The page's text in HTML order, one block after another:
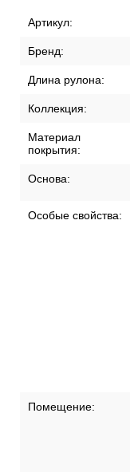
Артикул:
Бренд:
Длина рулона:
Коллекция:
Материал
покрытия:
Основа:
Особые свойства:
Помещение: